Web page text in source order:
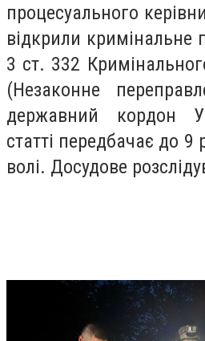
процесуального
відкрили кримінальне
3 ст. 332
(Незаконне
державний кордон
статті передбачає до 9
волі. Досудове